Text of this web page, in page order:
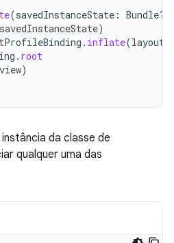
(savedInstanceState : Bundle?)
savedInstanceState)
. inflate(
. root
view)
da classe de
qualquer uma das